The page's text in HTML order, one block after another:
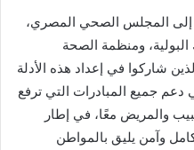
إلى المجلس الصحي المصري،
ومنظمة الصحة
شاركوا في إعداد هذه الأدلة
دعم جميع المبادرات التي ترفع
والمريض معًا، في إطار
وآمن يليق بالمواطن